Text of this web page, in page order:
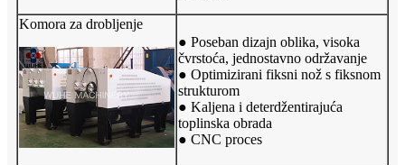
Komora za drobljenje
● Poseban dizajn oblika, visoka
čvrstoća, jednostavno održavanje
● Optimizirani fiksni nož s fiksnom
strukturom
● Kaljena i deterdžentirajuća
toplinska obrada
● CNC proces